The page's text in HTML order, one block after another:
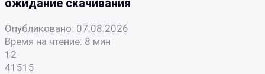
ожидание скачивания
Опубликовано: 07.08.2026
Время на чтение: 8 мин
12
41515